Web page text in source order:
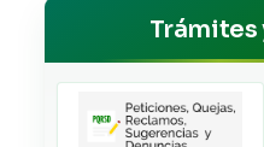
Trámites